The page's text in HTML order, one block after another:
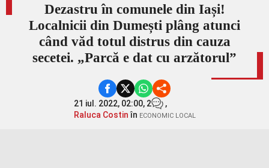
Dezastru în comunele din Iași!
Localnicii din Dumești plâng atunci
când văd totul distrus din cauza
secetei. „Parcă e dat cu arzătorul”
21 iul. 2022, 02:00, 2
,
Raluca Costinîn ECONOMIC LOCAL